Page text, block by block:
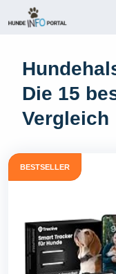
Inhalt
Die 15
Vergleich
BESTSELLER